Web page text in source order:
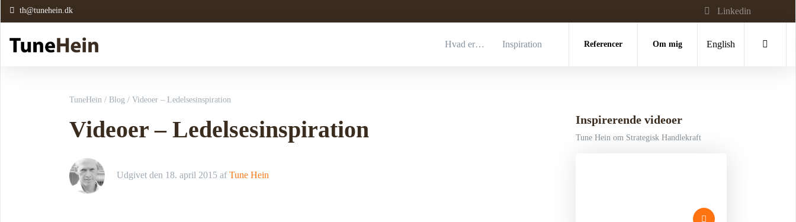
th@tunehein.dk Linkedin
Hvad er… Inspiration Referencer Om mig English
TuneHein / Blog / Videoer – Ledelsesinspiration
Videoer – Ledelsesinspiration
Udgivet den 18. april 2015 af Tune Hein
Inspirerende videoer
Tune Hein om Strategisk Handlekraft